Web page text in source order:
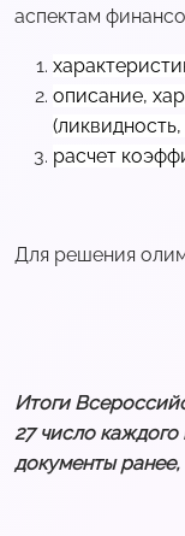
аспектам
описание,
расчет
Для решения
Итоги
27 число
документы